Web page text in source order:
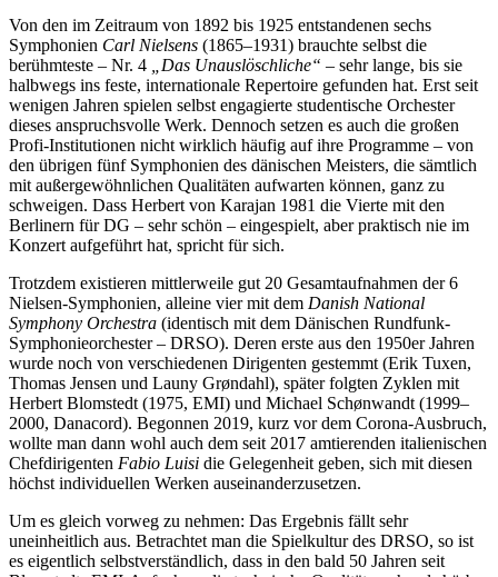
Von den im Zeitraum von 1892 bis 1925 entstandenen sechs
Symphonien Carl Nielsens (1865–1931) brauchte selbst die
berühmteste – Nr. 4
„Das Unauslöschliche“ – sehr lange, bis sie
halbwegs ins feste, internationale Repertoire gefunden hat. Erst seit
wenigen Jahren spielen selbst engagierte studentische Orchester
dieses anspruchsvolle Werk. Dennoch setzen es auch die großen
Profi-Institutionen nicht wirklich häufig auf ihre Programme – von
den übrigen fünf Symphonien des dänischen Meisters, die sämtlich
mit außergewöhnlichen Qualitäten aufwarten können, ganz zu
schweigen. Dass Herbert von Karajan 1981 die Vierte mit den
Berlinern für DG – sehr schön – eingespielt, aber praktisch nie im
Konzert aufgeführt hat, spricht für sich.
Trotzdem existieren mittlerweile gut 20 Gesamtaufnahmen der 6
Nielsen-Symphonien, alleine vier mit dem Danish National
Symphony Orchestra (identisch mit dem Dänischen Rundfunk-
Symphonieorchester – DRSO). Deren erste aus den 1950er Jahren
wurde noch von verschiedenen Dirigenten gestemmt (Erik Tuxen,
Thomas Jensen und Launy Grøndahl), später folgten Zyklen mit
Herbert Blomstedt (1975, EMI) und Michael Schønwandt (1999–
2000, Danacord). Begonnen 2019, kurz vor dem Corona-Ausbruch,
wollte man dann wohl auch dem seit 2017 amtierenden italienischen
Chefdirigenten Fabio Luisi die Gelegenheit geben, sich mit diesen
höchst individuellen Werken auseinanderzusetzen.
Um es gleich vorweg zu nehmen: Das Ergebnis fällt sehr
uneinheitlich aus. Betrachtet man die Spielkultur des DRSO, so ist
es eigentlich selbstverständlich, dass in den bald 50 Jahren seit